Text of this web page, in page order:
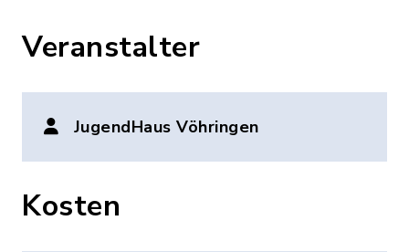
Veranstalter
JugendHaus Vöhringen
Kosten